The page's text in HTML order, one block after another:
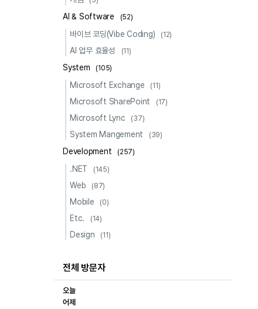
AI & Software (52)
바이브 코딩(Vibe Coding) (12)
AI 업무 효율성 (11)
System (105)
Microsoft Exchange (11)
Microsoft SharePoint (17)
Microsoft Lync (37)
System Mangement (39)
Development (257)
.NET (145)
Web (87)
Mobile (0)
Etc. (14)
Design (11)
전체 방문자
오늘
어제